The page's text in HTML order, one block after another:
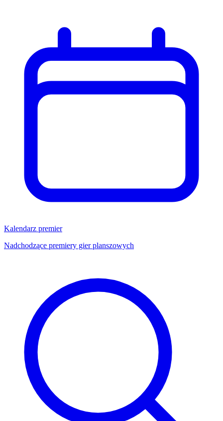
Kalendarz premier
Nadchodzące premiery gier planszowych